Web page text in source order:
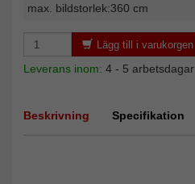
max. bildstorlek:360 cm
Lägg till i varukorgen
Leverans inom: 4 - 5 arbetsdagar
Beskrivning Specifikation